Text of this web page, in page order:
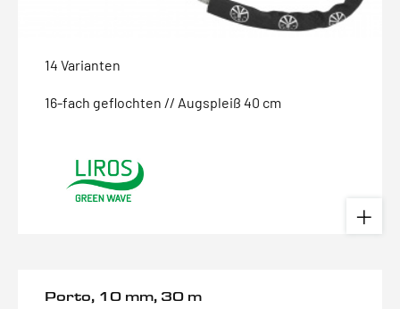
14 Varianten
16-fach geflochten // Augspleiß 40 cm
Porto, 10 mm, 30 m